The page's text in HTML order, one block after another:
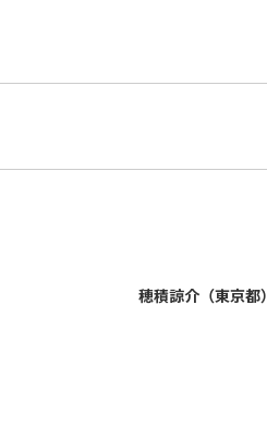
穂積諒介（東京都）